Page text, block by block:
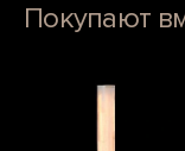
Покупают